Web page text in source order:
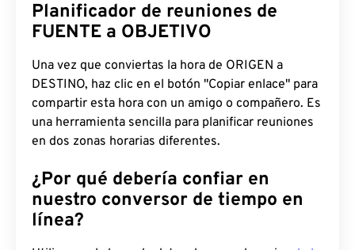
Planificador de reuniones de
FUENTE a OBJETIVO
Una vez que conviertas la hora de ORIGEN a
DESTINO, haz clic en el botón "Copiar enlace" para
compartir esta hora con un amigo o compañero. Es
una herramienta sencilla para planificar reuniones
en dos zonas horarias diferentes.
¿Por qué debería confiar en
nuestro conversor de tiempo en
línea?